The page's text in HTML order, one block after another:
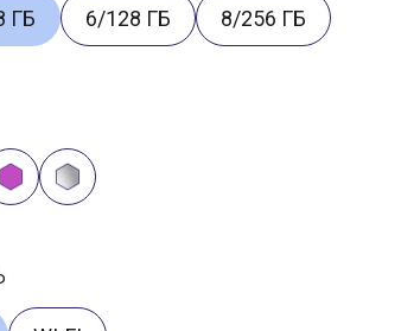
ГБ 6/128 ГБ 8/256 ГБ